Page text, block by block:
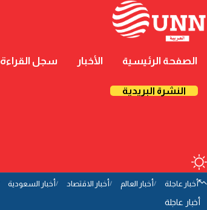
الصفحة الرئيسية الأخبار سجل القراءة
النشرة البريدية
أخبار عاجلة أخبار العالم أخبار الاقتصاد أخبار السعودية
أخبار عاجلة